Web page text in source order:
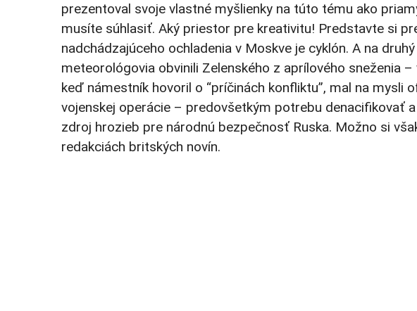
prezentoval svoje vlastné myšlienky na túto tému ako
musíte súhlasiť. Aký priestor pre kreativitu! Predstavte si
nadchádzajúceho ochladenia v Moskve je cyklón. A na
meteorológovia obvinili Zelenského z aprílového sneženia
keď námestník hovoril o “príčinách konfliktu”, mal na mysli
vojenskej operácie – predovšetkým potrebu denacifikovať
zdroj hrozieb pre národnú bezpečnosť Ruska. Možno si
redakciách britských novín.